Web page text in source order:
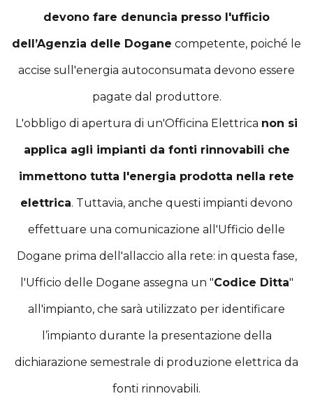
devono fare denuncia presso l'ufficio
dell’Agenzia delle Dogane competente, poiché le
accise sull'energia autoconsumata devono essere
pagate dal produttore.
L'obbligo di apertura di un'Officina Elettrica non si
applica agli impianti da fonti rinnovabili che
immettono tutta l'energia prodotta nella rete
elettrica. Tuttavia, anche questi impianti devono
effettuare una comunicazione all'Ufficio delle
Dogane prima dell'allaccio alla rete: in questa fase,
l'Ufficio delle Dogane assegna un "Codice Ditta"
all'impianto, che sarà utilizzato per identificare
l’impianto durante la presentazione della
dichiarazione semestrale di produzione elettrica da
fonti rinnovabili.